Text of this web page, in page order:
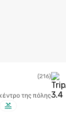
(216)
της πόλης